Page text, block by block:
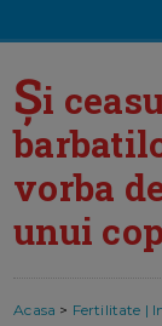
Și
vorba
unui
Acasa > Fertilitate |